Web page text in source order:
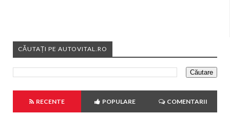
CĂUTAȚI PE AUTOVITAL.RO
RECENTE POPULARE COMENTARII